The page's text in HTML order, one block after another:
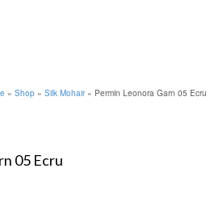
» Shop » Silk Mohair » Permin Leonora Garn 05 Ecru
05 Ecru